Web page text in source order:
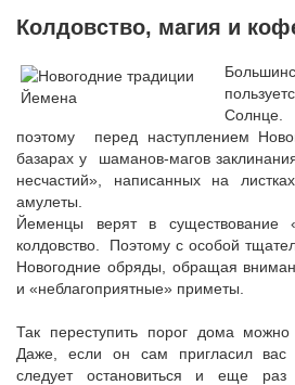
Колдовство, магия и
поэтому перед наступлением
базарах у шаманов-магов
несчастий», написанных на
амулеты.
Йеменцы верят в существование
колдовство. Поэтому с особой
Новогодние обряды, обращая
и «неблагоприятные» приметы.
Так переступить порог дома можно
Даже, если он сам пригласил
следует остановиться и еще